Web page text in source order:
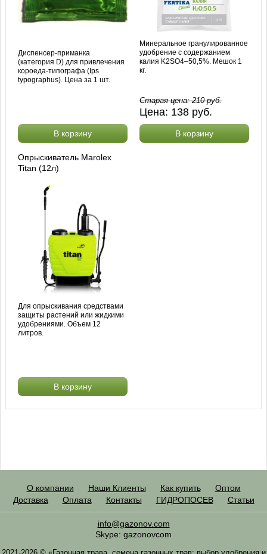
Диспенсер-приманка
(категория D) для привлечения
короеда-типографа (Ips
typographus). Цена за 1 шт.
В корзину
Минеральное гранулированное
удобрение с содержанием
калия K2SO4–50,5%. Мешок 1
кг.
Старая цена:210руб.
Цена: 138 руб.
В корзину
Опрыскиватель Marolex
Titan (12л)
Для опрыскивания средствами
защиты растений или жидкими
удобрениями. Объем 12
литров.
В корзину
О компании Наши Клиенты Как купить
Оптом
Доставка
Оплата Контакты ГИДРОПОСЕВ Статьи
info@gazonov.com
Skype: gazonovcom